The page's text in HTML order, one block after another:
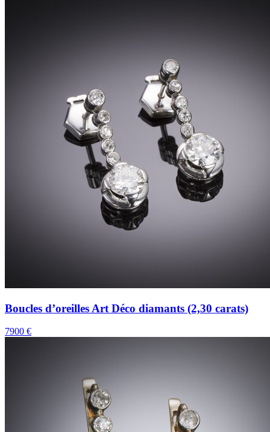
Boucles d’oreilles Art Déco diamants (2,30 carats)
7900 €